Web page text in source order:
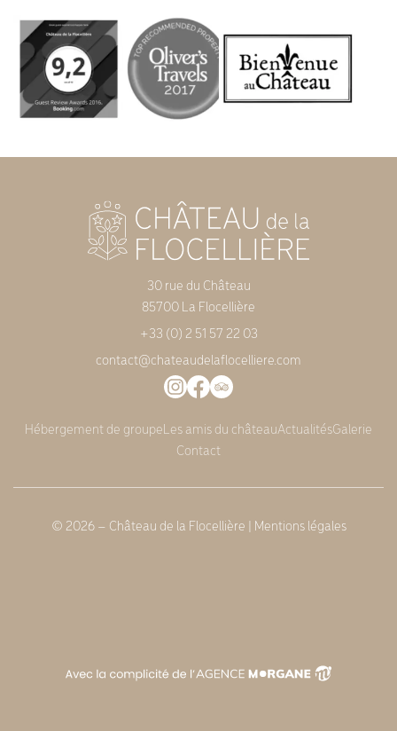
30 rue du Château
85700 La Flocellière
+33 (0) 2 51 57 22 03
contact@chateaudelaflocelliere.com
Hébergement de groupeLes amis du châteauActualitésGalerie
Contact
© 2026 – Château de la Flocellière | Mentions légales